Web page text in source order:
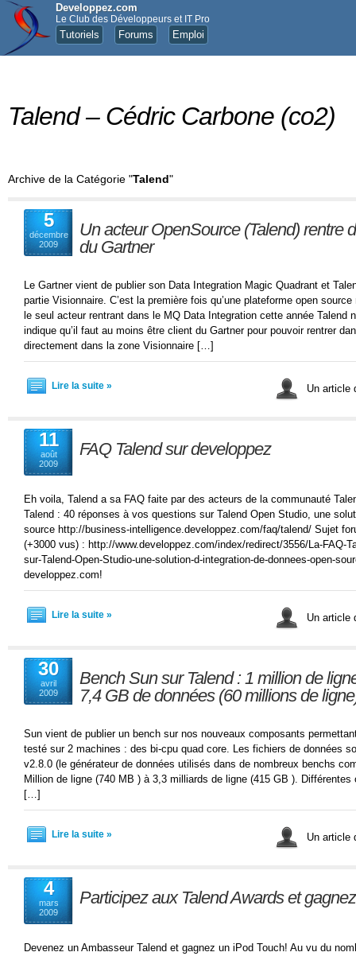
Developpez.com
Le Club des Développeurs et IT Pro
Tutoriels Forums Emploi
Talend – Cédric Carbone (co2)
Archive de la Catégorie "Talend"
5
décembre
2009
Un acteur OpenSource (Talend) rentre
du Gartner
Le Gartner vient de publier son Data Integration Magic Quadrant et
partie Visionnaire. C’est la première fois qu’une plateforme open
le seul acteur rentrant dans le MQ Data Integration cette année Talend
indique qu’il faut au moins être client du Gartner pour pouvoir rentrer
directement dans la zone Visionnaire […]
Lire la suite » Un article
11
août
2009
FAQ Talend sur developpez
Eh voila, Talend a sa FAQ faite par des acteurs de la communauté
Talend : 40 réponses à vos questions sur Talend Open Studio, une
source http://business-intelligence.developpez.com/faq/talend/ Sujet
(+3000 vus) : http://www.developpez.com/index/redirect/3556/La-FAQ-
sur-Talend-Open-Studio-une-solution-d-integration-de-donnees-open-
developpez.com!
Lire la suite » Un article
30
avril
2009
Bench Sun sur Talend : 1 million de
7,4 GB de données (60 millions de
Sun vient de publier un bench sur nos nouveaux composants
testé sur 2 machines : des bi-cpu quad core. Les fichiers de données
v2.8.0 (le générateur de données utilisés dans de nombreux benchs
Million de ligne (740 MB ) à 3,3 milliards de ligne (415 GB ).
[…]
Lire la suite » Un article
4
mars
2009
Participez aux Talend Awards et
Devenez un Ambasseur Talend et gagnez un iPod Touch! Au vu du